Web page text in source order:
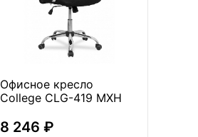
Офисное кресло
College CLG-419 MXH
8 246 ₽